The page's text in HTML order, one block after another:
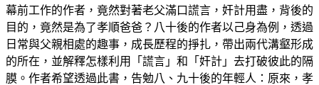
幕前工作的作者，竟然對著老父滿口謊言，奸計用盡，背後的
目的，竟然是為了孝順爸爸？八十後的作者以己身為例，透過
日常與父親相處的趣事，成長歷程的掙扎，帶出兩代溝壑形成
的所在，並解釋怎樣利用「謊言」和「奸計」去打破彼此的隔
膜。作者希望透過此書，告勉八、九十後的年輕人：原來，孝